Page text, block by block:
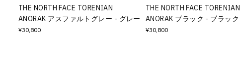
THE NORTH FACE TORENIAN
ANORAK アスファルトグレー - グレー
¥30,800
THE NORTH FACE TORENIAN
ANORAK ブラック - ブラック
¥30,800